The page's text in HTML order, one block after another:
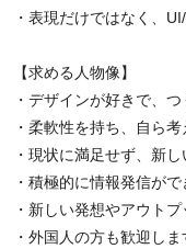
・表現だけではなく、
【求める人物像】
・デザインが好きで、
・柔軟性を持ち、自ら
・現状に満足せず、新
・積極的に情報発信がで
・新しい発想やアウト
・外国人の方も歓迎しま